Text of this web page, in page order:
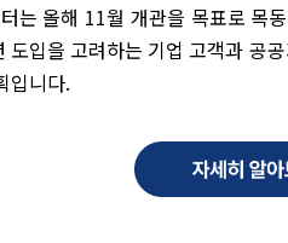
는 올해 11월 개관을 목표로 목
도입을 고려하는 기업 고객과 공
입니다.